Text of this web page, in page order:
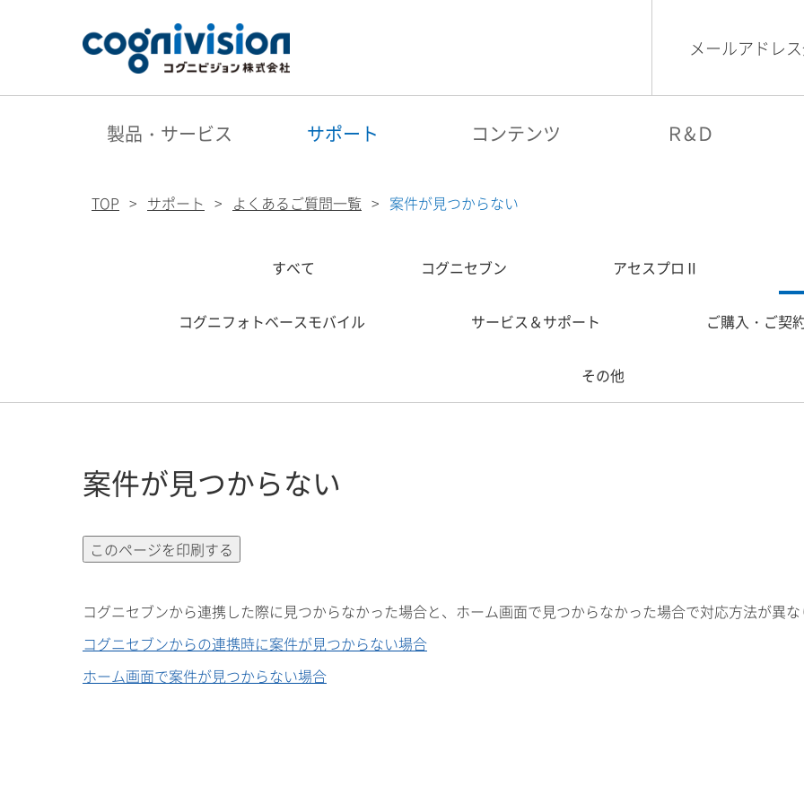
メールアドレ
製品・サービス サポート コンテンツ Ｒ&Ｄ
TOP サポート よくあるご質問一覧 案件が見つからない
すべて コグニセブン アセスプロⅡ
コグニフォトベースモバイル サービス＆サポート ご購入・ご契
その他
案件が見つからない
コグニセブンから連携した際に見つからなかった場合と、ホーム画面で見つからなかった場合で対応方法が異
コグニセブンからの連携時に案件が見つからない場合
ホーム画面で案件が見つからない場合